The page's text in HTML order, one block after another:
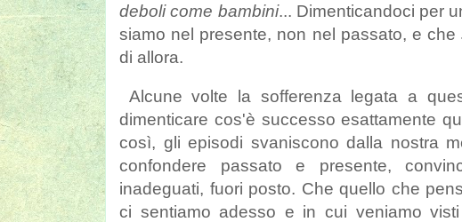
deboli come bambini... Dimenticandoci per
siamo nel presente, non nel passato, e che
di allora.
Alcune volte la sofferenza legata a
dimenticare cos'è successo esattamente
così, gli episodi svaniscono dalla nostra
confondere passato e presente,
inadeguati, fuori posto. Che quello che
ci sentiamo adesso e in cui veniamo